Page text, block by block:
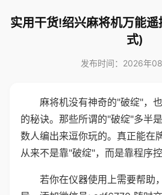
实用干货!绍兴麻将机万能
式)
发布时间：2026年
麻将机没有神奇的"破绽"，
的秘诀。那些所谓的"破绽"多半
数人编出来逗你玩的。真正能在
从来不是靠"破绽"，而是靠程序控
若你在仪器使用上需要帮助